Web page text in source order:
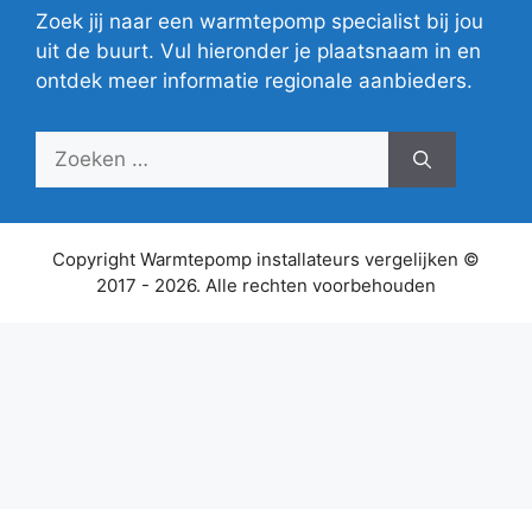
Zoek jij naar een warmtepomp specialist bij jou
uit de buurt. Vul hieronder je plaatsnaam in en
ontdek meer informatie regionale aanbieders.
Zoek
Copyright Warmtepomp installateurs vergelijken ©
2017 - 2026. Alle rechten voorbehouden